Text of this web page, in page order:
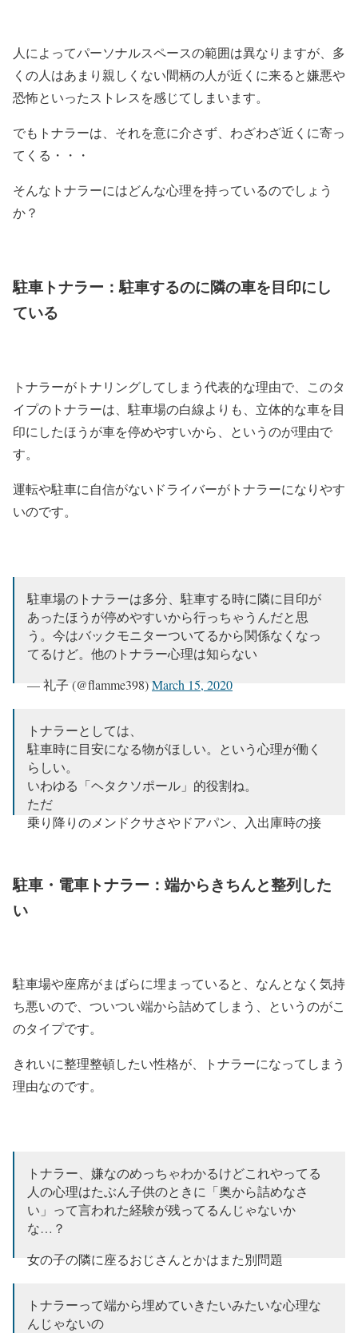
人によってパーソナルスペースの範囲は異なりますが、多
くの人はあまり親しくない間柄の人が近くに来ると嫌悪や
恐怖といったストレスを感じてしまいます。
でもトナラーは、それを意に介さず、わざわざ近くに寄っ
てくる・・・
そんなトナラーにはどんな心理を持っているのでしょう
か？
駐車トナラー：駐車するのに隣の車を目印にし
ている
トナラーがトナリングしてしまう代表的な理由で、このタ
イプのトナラーは、駐車場の白線よりも、立体的な車を目
印にしたほうが車を停めやすいから、というのが理由で
す。
運転や駐車に自信がないドライバーがトナラーになりやす
いのです。
駐車場のトナラーは多分、駐車する時に隣に目印が
あったほうが停めやすいから行っちゃうんだと思
う。今はバックモニターついてるから関係なくなっ
てるけど。他のトナラー心理は知らない
— 礼子 (@flamme398)March 15, 2020
トナラーとしては、
駐車時に目安になる物がほしい。という心理が働く
らしい。
いわゆる「ヘタクソポール」的役割ね。
ただ
乗り降りのメンドクサさやドアパン、入出庫時の接
なにせヘタクソですから。
— (広告クリックしてね)POOmaker (@pump58)
駐車・電車トナラー：端からきちんと整列した
い
駐車場や座席がまばらに埋まっていると、なんとなく気持
ち悪いので、ついつい端から詰めてしまう、というのがこ
のタイプです。
きれいに整理整頓したい性格が、トナラーになってしまう
理由なのです。
トナラー、嫌なのめっちゃわかるけどこれやってる
人の心理はたぶん子供のときに「奥から詰めなさ
い」って言われた経験が残ってるんじゃないか
な…？
女の子の隣に座るおじさんとかはまた別問題
トナラーって端から埋めていきたいみたいな心理な
んじゃないの